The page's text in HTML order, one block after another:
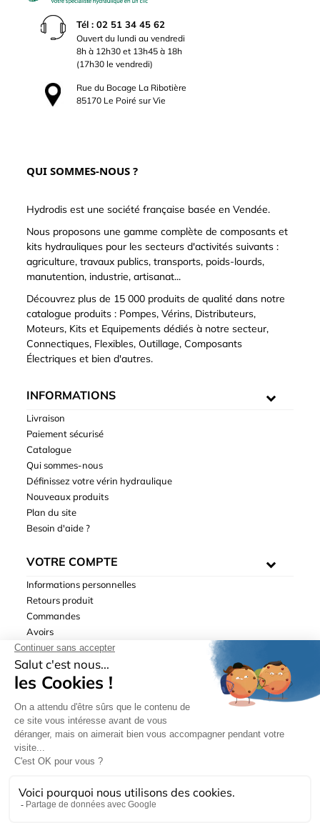
Tél : 02 51 34 45 62
Ouvert du lundi au vendredi
8h à 12h30 et 13h45 à 18h
(17h30 le vendredi)
Rue du Bocage La Ribotière
85170 Le Poiré sur Vie
QUI SOMMES-NOUS ?
Hydrodis est une société française basée en Vendée.
Nous proposons une gamme complète de composants et
kits hydrauliques pour les secteurs d'activités suivants :
agriculture, travaux publics, transports, poids-lourds,
manutention, industrie, artisanat...
Découvrez plus de 15 000 produits de qualité dans notre
catalogue produits : Pompes, Vérins, Distributeurs,
Moteurs, Kits et Equipements dédiés à notre secteur,
Connectiques, Flexibles, Outillage, Composants
Électriques et bien d'autres.
INFORMATIONS
Livraison
Paiement sécurisé
Catalogue
Qui sommes-nous
Définissez votre vérin hydraulique
Nouveaux produits
Plan du site
Besoin d'aide ?
VOTRE COMPTE
Informations personnelles
Retours produit
Commandes
Avoirs
Adresses
Bons de réduction
de ventes| © Hydrodis 2003-2026. Tous droits réservés